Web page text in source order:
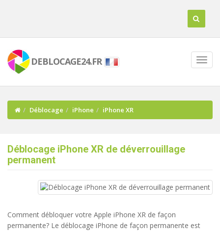
DEBLOCAGE24.FR
Déblocage iPhone iPhone XR
Déblocage iPhone XR de déverrouillage
permanent
Comment débloquer votre Apple iPhone XR de façon
permanente? Le déblocage iPhone de façon permanente est